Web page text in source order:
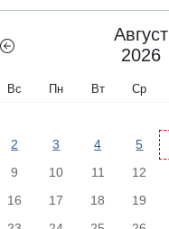
Август
2026
Вс Пн Вт Ср
2
3 4 5
9
10 11 12
16
17 18 19